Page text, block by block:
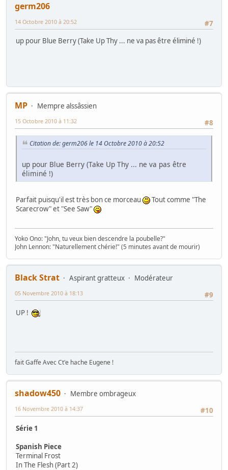
germ206
#7
14 Octobre 2010 à 20:52
up pour Blue Berry (Take Up Thy ... ne va pas être éliminé !)
MP
Mempre alssâssien
#8
15 Octobre 2010 à 11:32
Citation de: germ206 le 14 Octobre 2010 à 20:52
up pour Blue Berry (Take Up Thy ... ne va pas être
éliminé !)
Parfait puisqu'il est très bon ce morceau
Tout comme "The
Scarecrow" et "See Saw"
Yoko Ono: "John, tu veux bien descendre la poubelle?"
John Lennon: "Naturellement chérie!" (5 minutes avant de mourir)
Black Strat Aspirant gratteux
Modérateur
#9
05 Novembre 2010 à 18:13
UP !
fait Gaffe Avec Ct'e hache Eugene !
shadow450
Membre ombrageux
#10
16 Novembre 2010 à 14:37
Série 1
Spanish Piece
Terminal Frost
In The Flesh (Part 2)